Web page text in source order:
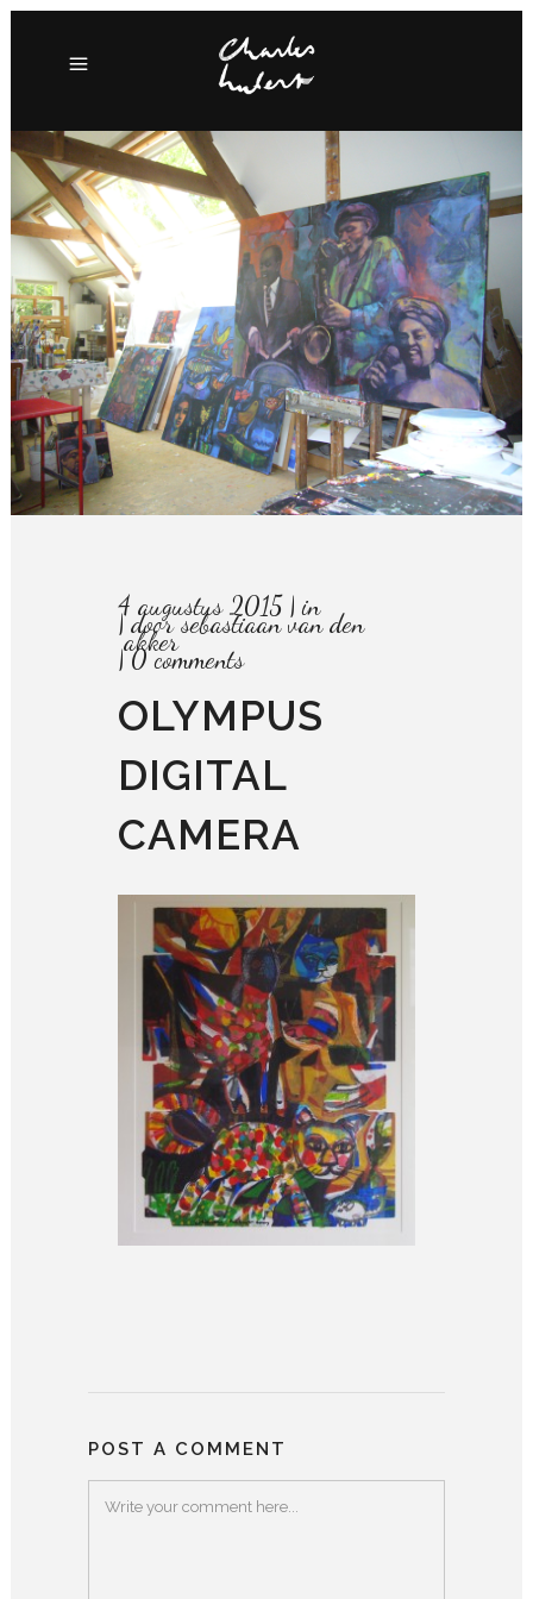
4 augustus 2015 in
doorsebastiaan van den
akker
0 comments
OLYMPUS
DIGITAL
CAMERA
POST A COMMENT